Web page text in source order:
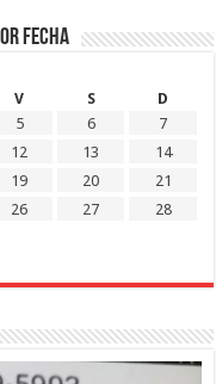
fecha
V S
D
5 6
7
12 13
14
19 20
21
26 27
28